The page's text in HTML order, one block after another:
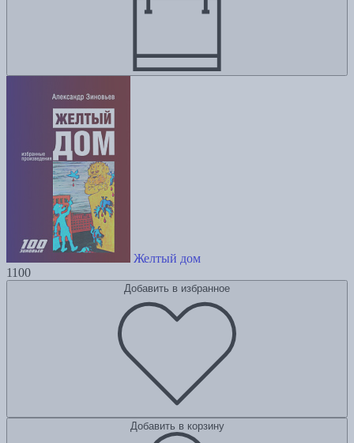
Желтый дом
1100
Добавить в избранное
Добавить в корзину